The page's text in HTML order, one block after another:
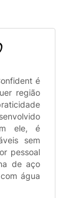
é
região
ele, é
sem
pessoal
de aço
água